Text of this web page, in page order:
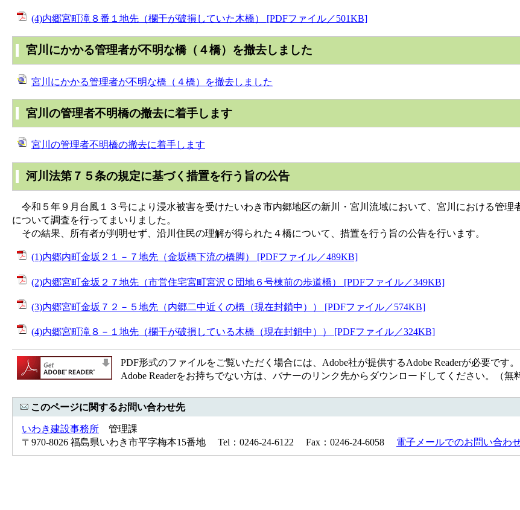
(4)内郷宮町滝８番１地先（欄干が破損していた木橋） [PDFファイル／501KB]
宮川にかかる管理者が不明な橋（４橋）を撤去しました
宮川にかかる管理者が不明な橋（４橋）を撤去しました
宮川の管理者不明橋の撤去に着手します
宮川の管理者不明橋の撤去に着手します
河川法第７５条の規定に基づく措置を行う旨の公告
令和５年９月台風１３号により浸水被害を受けたいわき市内郷地区の新川・宮川流域において、宮川における管
について調査を行ってまいりました。
その結果、所有者が判明せず、沿川住民の理解が得られた４橋について、措置を行う旨の公告を行います。
(1)内郷内町金坂２１－７地先（金坂橋下流の橋脚） [PDFファイル／489KB]
(2)内郷宮町金坂２７地先（市営住宅宮町宮沢Ｃ団地６号棟前の歩道橋） [PDFファイル／349KB]
(3)内郷宮町金坂７２－５地先（内郷二中近くの橋（現在封鎖中）） [PDFファイル／574KB]
(4)内郷宮町滝８－１地先（欄干が破損している木橋（現在封鎖中）） [PDFファイル／324KB]
PDF形式のファイルをご覧いただく場合には、Adobe社が提供するAdobe Readerが必要です。
Adobe Readerをお持ちでない方は、バナーのリンク先からダウンロードしてください。（無
このページに関するお問い合わせ先
いわき建設事務所 管理課
〒970-8026 福島県いわき市平字梅本15番地 Tel：0246-24-6122 Fax：0246-24-6058 電子メールでのお問い合わ